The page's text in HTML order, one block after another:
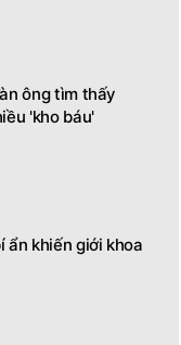
ông tìm thấy
'kho báu'
ẩn khiến giới khoa